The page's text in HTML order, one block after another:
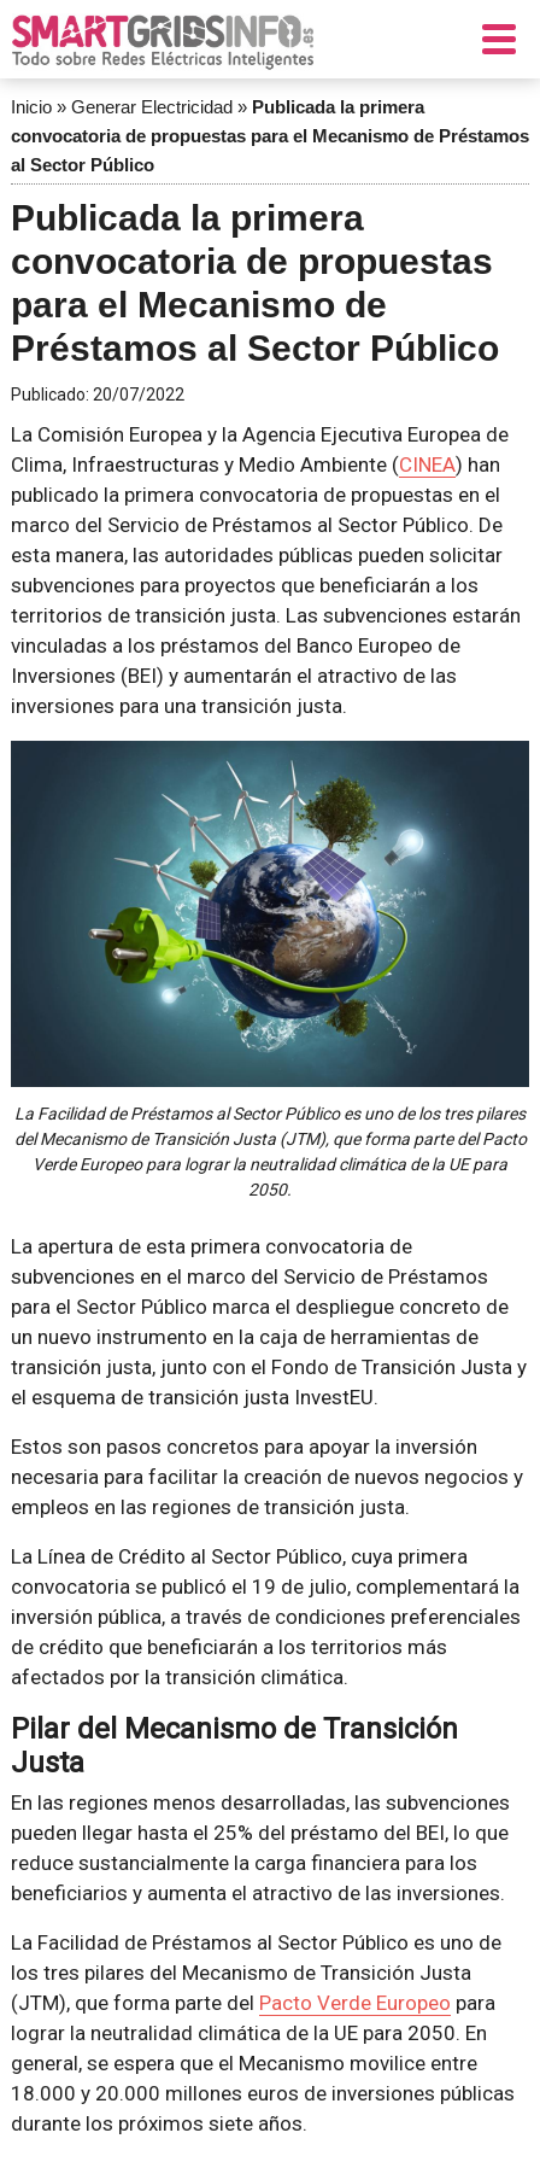
Inicio» Generar Electricidad» Publicada la primera
convocatoria de propuestas para el Mecanismo de Préstamos
al Sector Público
Publicada la primera
convocatoria de propuestas
para el Mecanismo de
Préstamos al Sector Público
Publicado: 20/07/2022
La Comisión Europea y la Agencia Ejecutiva Europea de
Clima, Infraestructuras y Medio Ambiente (CINEA) han
publicado la primera convocatoria de propuestas en el
marco del Servicio de Préstamos al Sector Público. De
esta manera, las autoridades públicas pueden solicitar
subvenciones para proyectos que beneficiarán a los
territorios de transición justa. Las subvenciones estarán
vinculadas a los préstamos del Banco Europeo de
Inversiones (BEI) y aumentarán el atractivo de las
inversiones para una transición justa.
La Facilidad de Préstamos al Sector Público es uno de los tres pilares
del Mecanismo de Transición Justa (JTM), que forma parte del Pacto
Verde Europeo para lograr la neutralidad climática de la UE para
2050.
La apertura de esta primera convocatoria de
subvenciones en el marco del Servicio de Préstamos
para el Sector Público marca el despliegue concreto de
un nuevo instrumento en la caja de herramientas de
transición justa, junto con el Fondo de Transición Justa y
el esquema de transición justa InvestEU.
Estos son pasos concretos para apoyar la inversión
necesaria para facilitar la creación de nuevos negocios y
empleos en las regiones de transición justa.
La Línea de Crédito al Sector Público, cuya primera
convocatoria se publicó el 19 de julio, complementará la
inversión pública, a través de condiciones preferenciales
de crédito que beneficiarán a los territorios más
afectados por la transición climática.
Pilar del Mecanismo de Transición
Justa
En las regiones menos desarrolladas, las subvenciones
pueden llegar hasta el 25% del préstamo del BEI, lo que
reduce sustancialmente la carga financiera para los
beneficiarios y aumenta el atractivo de las inversiones.
La Facilidad de Préstamos al Sector Público es uno de
los tres pilares del Mecanismo de Transición Justa
(JTM), que forma parte del Pacto Verde Europeo para
lograr la neutralidad climática de la UE para 2050. En
general, se espera que el Mecanismo movilice entre
18.000 y 20.000 millones euros de inversiones públicas
durante los próximos siete años.